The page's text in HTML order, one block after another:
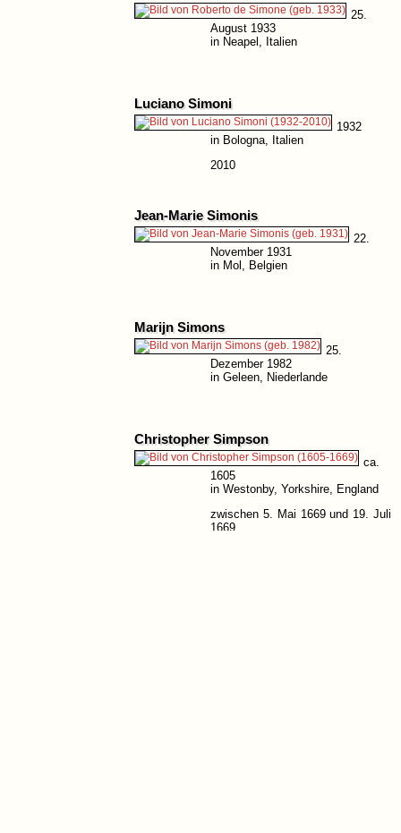
25.
August 1933
in Neapel, Italien
Luciano Simoni
1932
in Bologna, Italien
2010
Jean-Marie Simonis
22.
November 1931
in Mol, Belgien
Marijn Simons
25.
Dezember 1982
in Geleen, Niederlande
Christopher Simpson
ca.
1605
in Westonby, Yorkshire, England
zwischen 5. Mai 1669 und 19. Juli
1669